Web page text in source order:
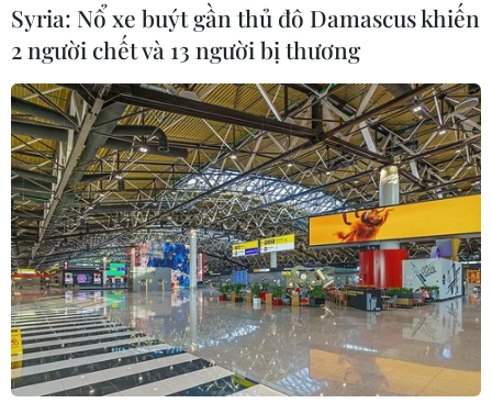
TIN CÙNG CHUYÊN MỤC
Mỹ can thiệp khẩn cấp, ngăn
Israel mở rộng đòn trừng phạt
Hezbollah
07/08/2026 02:31
Syria: Nổ xe buýt gần thủ đô
Syria: Nổ xe buýt gần thủ đô Damascus khiến
2 người chết và 13 người bị thương